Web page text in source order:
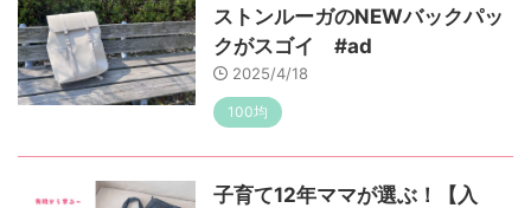
ストンルーガのNEWバックパッ
クがスゴイ #ad
2025/4/18
100均
子育て12年ママが選ぶ！【入